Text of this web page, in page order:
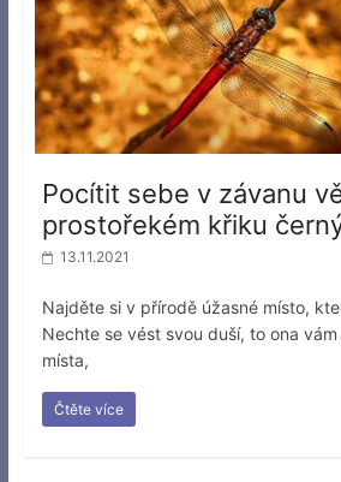
Pocítit sebe v závanu
prostořekém křiku
13.11.2021
Najděte si v přírodě úžasné místo,
Nechte se vést svou duší, to ona
místa,
Čtěte více